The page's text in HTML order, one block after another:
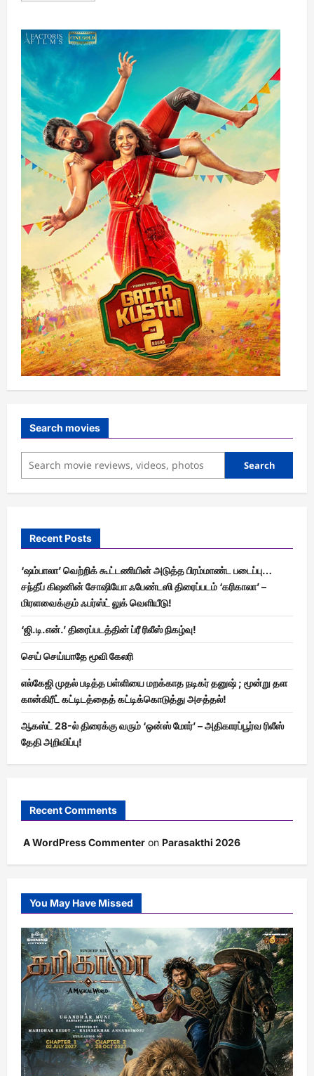
ஃபேமிலி’
–
விமர்சனம்
Search movies
Search
Recent Posts
‘ஷம்பாலா’ வெற்றிக் கூட்டணியின் அடுத்த பிரம்மாண்ட படைப்பு…
சந்தீப் கிஷனின் சோஷியோ ஃபேண்டஸி திரைப்படம் ‘கரிகாலா’ –
மிரளவைக்கும் ஃபர்ஸ்ட் லுக் வெளியீடு!
‘ஜி.டி.என்.’ திரைப்படத்தின் ப்ரீ ரிலீஸ் நிகழ்வு!
செய் செய்யாதே மூவி கேலரி
எல்கேஜி முதல் படித்த பள்ளியை மறக்காத நடிகர் தனுஷ் ; மூன்று தள
கான்கிரீட் கட்டிடத்தைத் கட்டிக்கொடுத்து அசத்தல்!
ஆகஸ்ட் 28-ல் திரைக்கு வரும் ‘ஒன்ஸ் மோர்’ – அதிகாரப்பூர்வ ரிலீஸ்
தேதி அறிவிப்பு!
Recent Comments
A WordPress Commenter on Parasakthi 2026
You May Have Missed